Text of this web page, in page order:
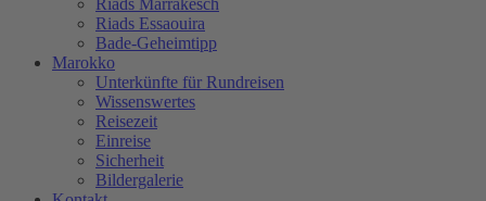
Riads Essaouira
Bade-Geheimtipp
Marokko
Unterkünfte für Rundreisen
Wissenswertes
Reisezeit
Einreise
Sicherheit
Bildergalerie